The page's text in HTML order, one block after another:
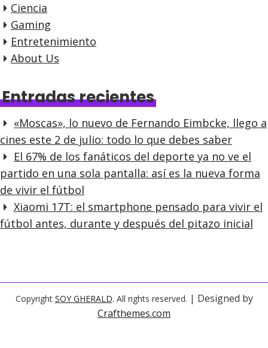
Ciencia
Gaming
Entretenimiento
About Us
Entradas recientes
«Moscas», lo nuevo de Fernando Eimbcke, llego a
cines este 2 de julio: todo lo que debes saber
El 67% de los fanáticos del deporte ya no ve el
partido en una sola pantalla: así es la nueva forma
de vivir el fútbol
Xiaomi 17T: el smartphone pensado para vivir el
fútbol antes, durante y después del pitazo inicial
Copyright SOY GHERALD. All rights reserved. | Designed by
Crafthemes.com